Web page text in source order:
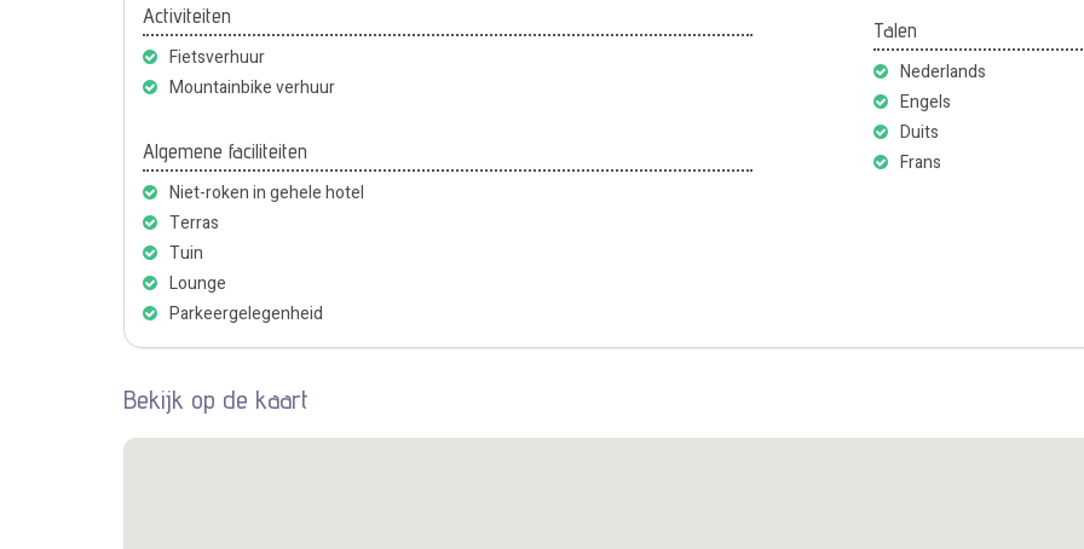
Activiteiten
Fietsverhuur
Mountainbike verhuur
Algemene faciliteiten
Niet-roken in gehele hotel
Terras
Tuin
Lounge
Parkeergelegenheid
Talen
Nederlands
Engels
Duits
Frans
Bekijk op de kaart